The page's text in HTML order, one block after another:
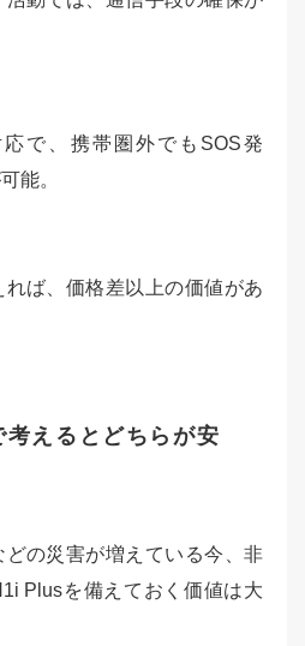
応で、携帯圏外でもSOS発
能。
ば、価格差以上の価値があ
考えるとどちらが安
どの災害が増えている今、非
Plusを備えておく価値は大